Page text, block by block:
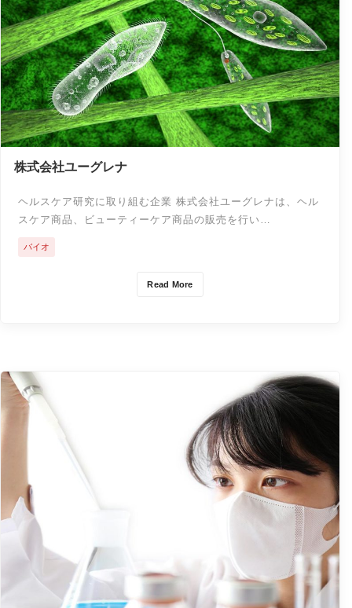
株式会社ユーグレナ
ヘルスケア研究に取り組む企業 株式会社ユーグレナは、ヘル
スケア商品、ビューティーケア商品の販売を行い…
Read More
バイオ